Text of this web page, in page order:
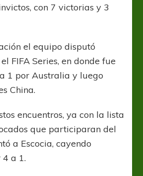
con 7 victorias y 3
el equipo disputó
FIFA Series, en donde fue
1 por Australia y luego
China.
encuentros, ya con la lista
que participaran del
a Escocia, cayendo
4 a 1.